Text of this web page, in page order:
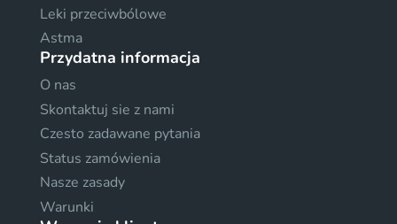
Leki przeciwbólowe
Astma
Przydatna informacja
O nas
Skontaktuj sie z nami
Czesto zadawane pytania
Status zamówienia
Nasze zasady
Warunki